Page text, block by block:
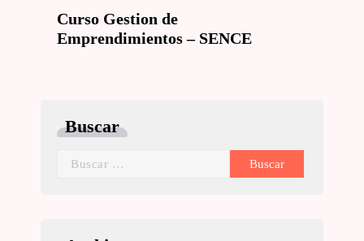
Curso Gestion de
Emprendimientos – SENCE
Buscar